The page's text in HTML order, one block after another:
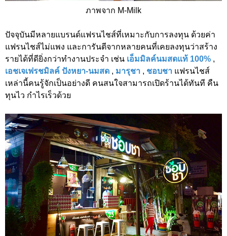
ภาพจาก M-Milk
ปัจจุบันมีหลายแบรนด์แฟรนไชส์ที่เหมาะกับการลงทุน ด้วยค่า
แฟรนไชส์ไม่แพง และการันตีจากหลายคนที่เคยลงทุนว่าสร้าง
รายได้ที่ดียิ่งกว่าทำงานประจำ เช่น เอ็มมิลค์นมสดแท้ 100% ,
เอชเจเฟรชมิลค์ ปังหยา-นมสด , มารุชา , ชอบชา แฟรนไชส์
เหล่านี้คนรู้จักเป็นอย่างดี คนสนใจสามารถเปิดร้านได้ทันที คืน
ทุนไว กำไรเร็วด้วย